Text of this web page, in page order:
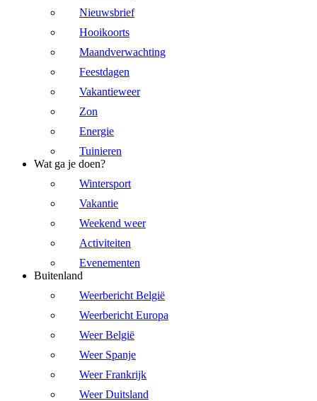
Nieuwsbrief
Hooikoorts
Maandverwachting
Feestdagen
Vakantieweer
Zon
Energie
Tuinieren
Wat ga je doen?
Wintersport
Vakantie
Weekend weer
Activiteiten
Evenementen
Buitenland
Weerbericht België
Weerbericht Europa
Weer België
Weer Spanje
Weer Frankrijk
Weer Duitsland